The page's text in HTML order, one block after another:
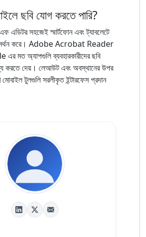
ছবি যোগ করতে পারি?
এডিটর সহজেই স্মার্টফোন এবং ট্যাবলেটে
করে। Adobe Acrobat Reader
মত অ্যাপগুলি ব্যবহারকারীদের ছবি
করতে দেয়। লেআউট এবং অবস্থানের উপর
মোবাইল টুলগুলি সরলীকৃত ইন্টারফেস প্রদান